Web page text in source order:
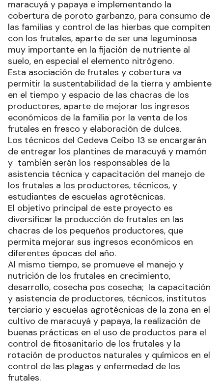
maracuyá y papaya e implementando la
cobertura de poroto garbanzo, para consumo de
las familias y control de las hierbas que compiten
con los frutales, aparte de ser una leguminosa
muy importante en la fijación de nutriente al
suelo, en especial el elemento nitrógeno.
Esta asociación de frutales y cobertura va
permitir la sustentabilidad de la tierra y ambiente
en el tiempo y espacio de las chacras de los
productores, aparte de mejorar los ingresos
económicos de la familia por la venta de los
frutales en fresco y elaboración de dulces.
Los técnicos del Cedeva Ceibo 13 se encargarán
de entregar los plantines de maracuyá y mamón
y también serán los responsables de la
asistencia técnica y capacitación del manejo de
los frutales a los productores, técnicos, y
estudiantes de escuelas agrotécnicas.
El objetivo principal de este proyecto es
diversificar la producción de frutales en las
chacras de los pequeños productores, que
permita mejorar sus ingresos económicos en
diferentes épocas del año.
Al mismo tiempo, se promueve el manejo y
nutrición de los frutales en crecimiento,
desarrollo, cosecha pos cosecha; la capacitación
y asistencia de productores, técnicos, institutos
terciario y escuelas agrotécnicas de la zona en el
cultivo de maracuyá y papaya, la realización de
buenas prácticas en el uso de productos para el
control de fitosanitario de los frutales y la
rotación de productos naturales y químicos en el
control de las plagas y enfermedad de los
frutales.